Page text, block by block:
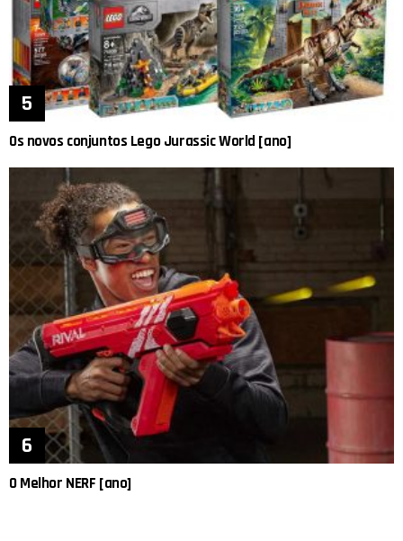
Os novos conjuntos Lego Jurassic World [ano]
O Melhor NERF [ano]